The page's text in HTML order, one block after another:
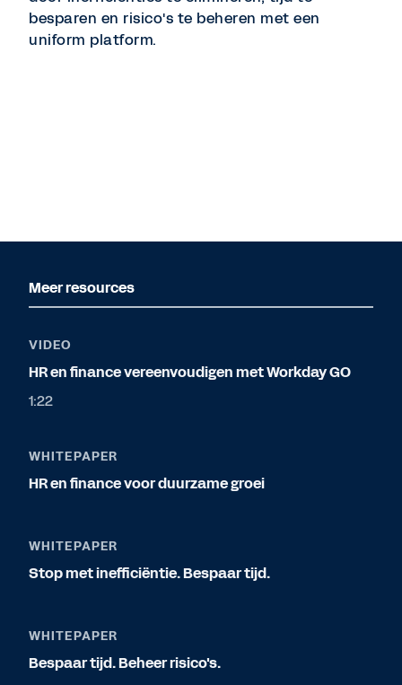
besparen en risico's te beheren met een
uniform platform.
Meer resources
VIDEO
HR en finance vereenvoudigen met Workday GO
1:22
WHITEPAPER
HR en finance voor duurzame groei
WHITEPAPER
Stop met inefficiëntie. Bespaar tijd.
WHITEPAPER
Bespaar tijd. Beheer risico's.